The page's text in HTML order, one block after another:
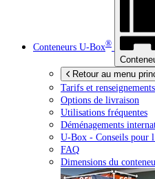
Conteneurs U-Box®
Retour au menu
Tarifs et renseignements
Options de livraison
Utilisations fréquentes
Déménagements
U-Box - Conseils pour
FAQ
Dimensions du